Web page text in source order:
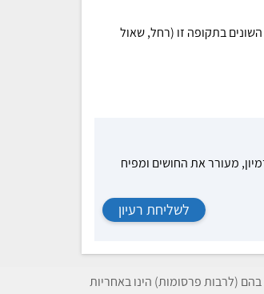
בתקופה זו (רחל, שאול
מעורר את החושים ומפיח
לשליחת רעיון
(לרבות פרסומות) הינו באחריות